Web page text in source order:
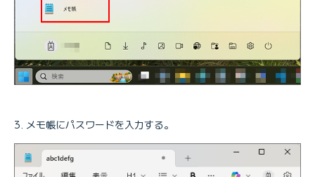
メモ帳にパスワードを入力する。